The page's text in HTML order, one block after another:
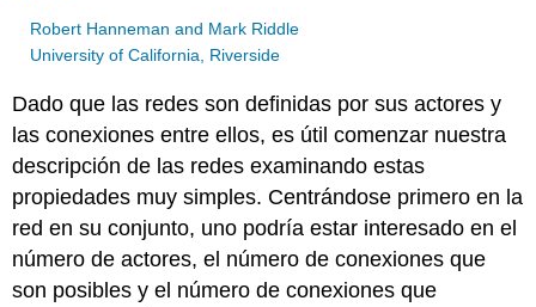
Robert Hanneman and Mark Riddle
University of California, Riverside
Dado que las redes son definidas por sus actores y
las conexiones entre ellos, es útil comenzar nuestra
descripción de las redes examinando estas
propiedades muy simples. Centrándose primero en la
red en su conjunto, uno podría estar interesado en el
número de actores, el número de conexiones que
son posibles y el número de conexiones que